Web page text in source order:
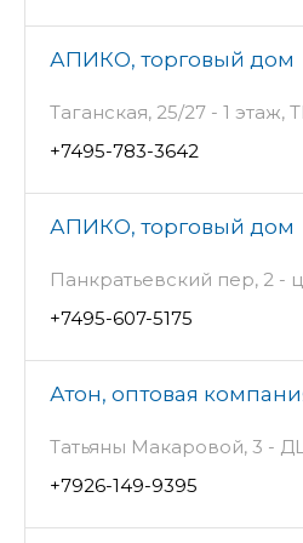
АПИКО, торговый дом
Таганская, 25/27 - 1 этаж,
+7495-783-3642
АПИКО, торговый дом
Панкратьевский пер, 2 -
+7495-607-5175
Атон, оптовая
Татьяны Макаровой, 3 -
+7926-149-9395